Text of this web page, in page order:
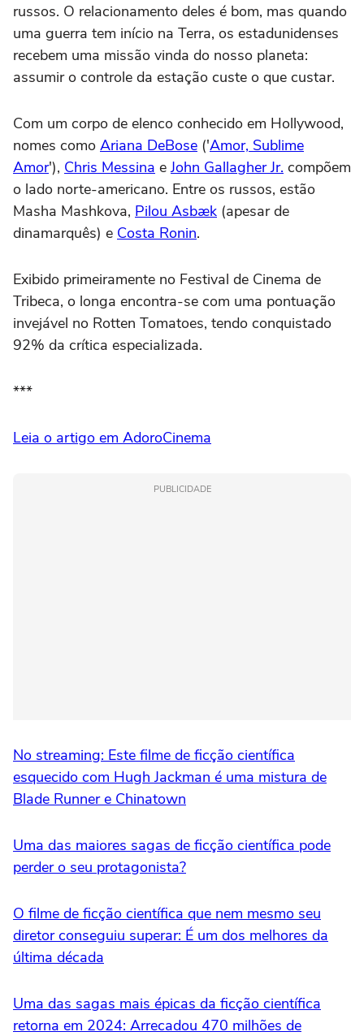
russos. O relacionamento deles é bom, mas quando
uma guerra tem início na Terra, os estadunidenses
recebem uma missão vinda do nosso planeta:
assumir o controle da estação custe o que custar.
Com um corpo de elenco conhecido em Hollywood,
nomes como Ariana DeBose ('Amor, Sublime
Amor'), Chris Messina e John Gallagher Jr. compõem
o lado norte-americano. Entre os russos, estão
Masha Mashkova, Pilou Asbæk (apesar de
dinamarquês) e Costa Ronin.
Exibido primeiramente no Festival de Cinema de
Tribeca, o longa encontra-se com uma pontuação
invejável no Rotten Tomatoes, tendo conquistado
92% da crítica especializada.
***
Leia o artigo em AdoroCinema
PUBLICIDADE
No streaming: Este filme de ficção científica
esquecido com Hugh Jackman é uma mistura de
Blade Runner e Chinatown
Uma das maiores sagas de ficção científica pode
perder o seu protagonista?
O filme de ficção científica que nem mesmo seu
diretor conseguiu superar: É um dos melhores da
última década
Uma das sagas mais épicas da ficção científica
retorna em 2024: Arrecadou 470 milhões de